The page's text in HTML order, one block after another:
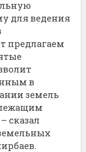
для ведения
предлагаем
в
земель
сказал